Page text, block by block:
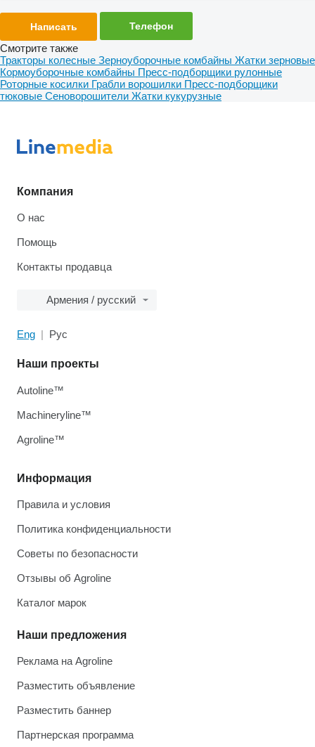
Написать Телефон
Смотрите также
Тракторы колесные Зерноуборочные комбайны Жатки зерновые
Кормоуборочные комбайны Пресс-подборщики рулонные
Роторные косилки Грабли ворошилки Пресс-подборщики
тюковые Сеноворошители Жатки кукурузные
Компания
О нас
Помощь
Контакты продавца
Армения / русский
Eng Рус
Информация
Правила и условия
Политика конфиденциальности
Советы по безопасности
Отзывы об Agroline
Каталог марок
Наши предложения
Реклама на Agroline
Разместить объявление
Разместить баннер
Партнерская программа
Наши проекты
Autoline™
Machineryline™
Agroline™